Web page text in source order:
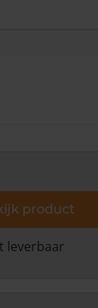
product
leverbaar